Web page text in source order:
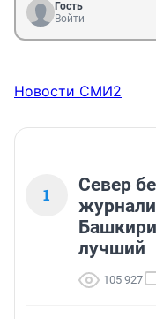
Гость
Войти
Новости СМИ2
1
Север
лучший
105 927